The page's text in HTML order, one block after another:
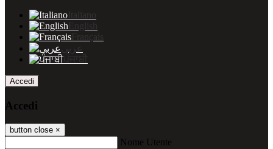
Italiano
English
Français
عربى
ਪੰਜਾਬੀ
Accedi
Accedi
button close ×
Nome Utente